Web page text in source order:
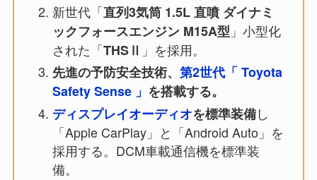
新世代「直列3気筒 1.5L 直噴 ダイナミ
ックフォースエンジン M15A型 」小型化
された「THSⅡ 」を採用。
先進の予防安全技術、 第2世代「 Toyota
Safety Sense 」 を搭載する。
ディスプレイオーディオを標準装備し
「Apple CarPlay」と「Android Auto」を
採用する。DCM車載通信機を標準装
備。